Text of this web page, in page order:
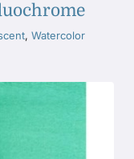
, Watercolor